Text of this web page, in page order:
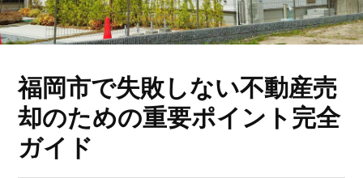
福岡市で失敗しない不動産売
却のための重要ポイント完全
ガイド